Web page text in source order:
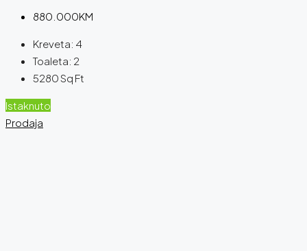
880.000KM
Kreveta: 4
Toaleta: 2
5280Sq Ft
Istaknuto
Prodaja